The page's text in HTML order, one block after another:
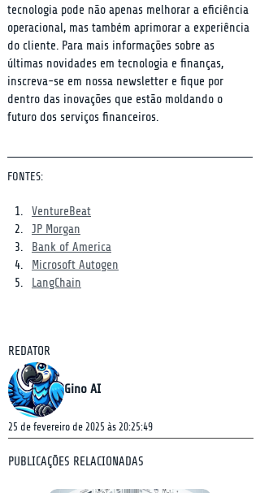
tecnologia pode não apenas melhorar a eficiência
operacional, mas também aprimorar a experiência
do cliente. Para mais informações sobre as
últimas novidades em tecnologia e finanças,
inscreva-se em nossa newsletter e fique por
dentro das inovações que estão moldando o
futuro dos serviços financeiros.
FONTES:
VentureBeat
JP Morgan
Bank of America
Microsoft Autogen
LangChain
REDATOR
Gino AI
25 de fevereiro de 2025 às 20:25:49
PUBLICAÇÕES RELACIONADAS